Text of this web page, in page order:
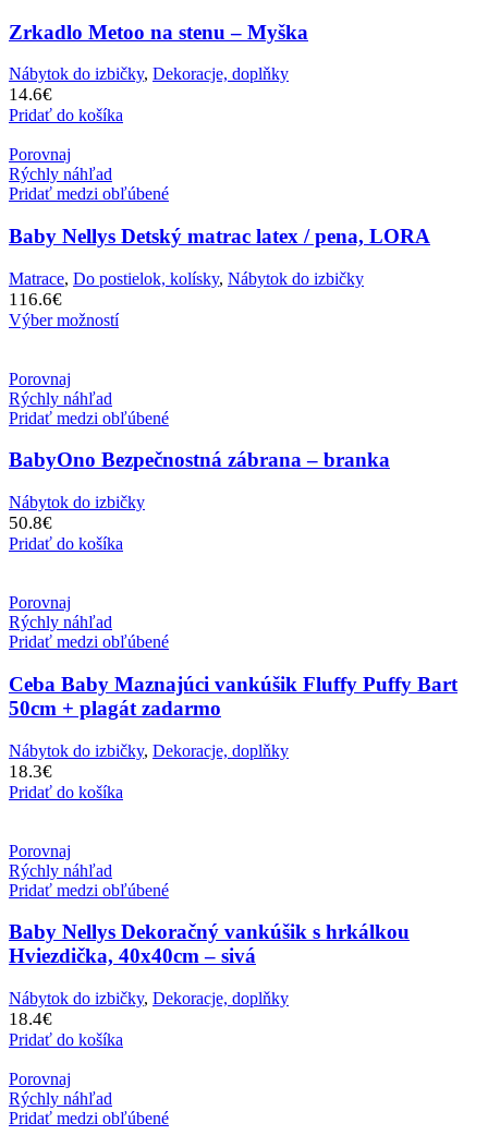
Zrkadlo Metoo na stenu – Myška
Nábytok do izbičky, Dekoracje, doplňky
14.6€
Pridať do košíka
Porovnaj
Rýchly náhľad
Pridať medzi obľúbené
Baby Nellys Detský matrac latex / pena, LORA
Matrace, Do postielok, kolísky, Nábytok do izbičky
116.6€
Výber možností
Porovnaj
Rýchly náhľad
Pridať medzi obľúbené
BabyOno Bezpečnostná zábrana – branka
Nábytok do izbičky
50.8€
Pridať do košíka
Porovnaj
Rýchly náhľad
Pridať medzi obľúbené
Ceba Baby Maznajúci vankúšik Fluffy Puffy Bart
50cm + plagát zadarmo
Nábytok do izbičky, Dekoracje, doplňky
18.3€
Pridať do košíka
Porovnaj
Rýchly náhľad
Pridať medzi obľúbené
Baby Nellys Dekoračný vankúšik s hrkálkou
Hviezdička, 40x40cm – sivá
Nábytok do izbičky, Dekoracje, doplňky
18.4€
Pridať do košíka
Porovnaj
Rýchly náhľad
Pridať medzi obľúbené